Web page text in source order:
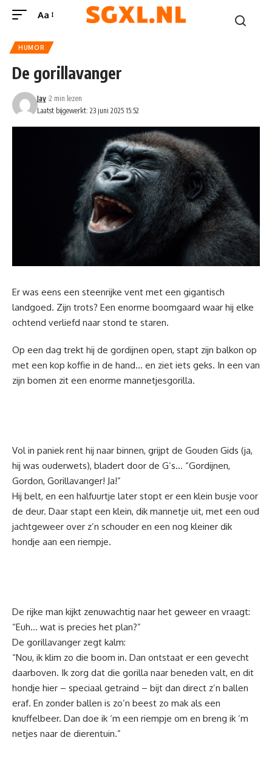
Aa
HUMOR
De gorillavanger
Laatst bijgewerkt: 23 juni 2025 15:52
Jay 2 min lezen
Er was eens een steenrijke vent met een gigantisch
landgoed. Zijn trots? Een enorme boomgaard waar hij elke
ochtend verliefd naar stond te staren.
Op een dag trekt hij de gordijnen open, stapt zijn balkon op
met een kop koffie in de hand… en ziet iets geks. In een van
zijn bomen zit een enorme mannetjesgorilla.
Vol in paniek rent hij naar binnen, grijpt de Gouden Gids (ja,
hij was ouderwets), bladert door de G’s… “Gordijnen,
Gordon, Gorillavanger! Ja!”
Hij belt, en een halfuurtje later stopt er een klein busje voor
de deur. Daar stapt een klein, dik mannetje uit, met een oud
jachtgeweer over z’n schouder en een nog kleiner dik
hondje aan een riempje.
De rijke man kijkt zenuwachtig naar het geweer en vraagt:
“Euh… wat is precies het plan?”
De gorillavanger zegt kalm:
“Nou, ik klim zo die boom in. Dan ontstaat er een gevecht
daarboven. Ik zorg dat die gorilla naar beneden valt, en dit
hondje hier – speciaal getraind – bijt dan direct z’n ballen
eraf. En zonder ballen is zo’n beest zo mak als een
knuffelbeer. Dan doe ik ‘m een riempje om en breng ik ‘m
netjes naar de dierentuin.”